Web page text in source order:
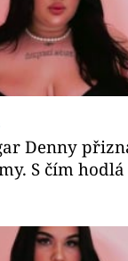
Denny
S čím